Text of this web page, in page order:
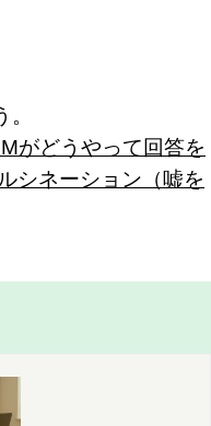
がどうやって回答を
シネーション（嘘を